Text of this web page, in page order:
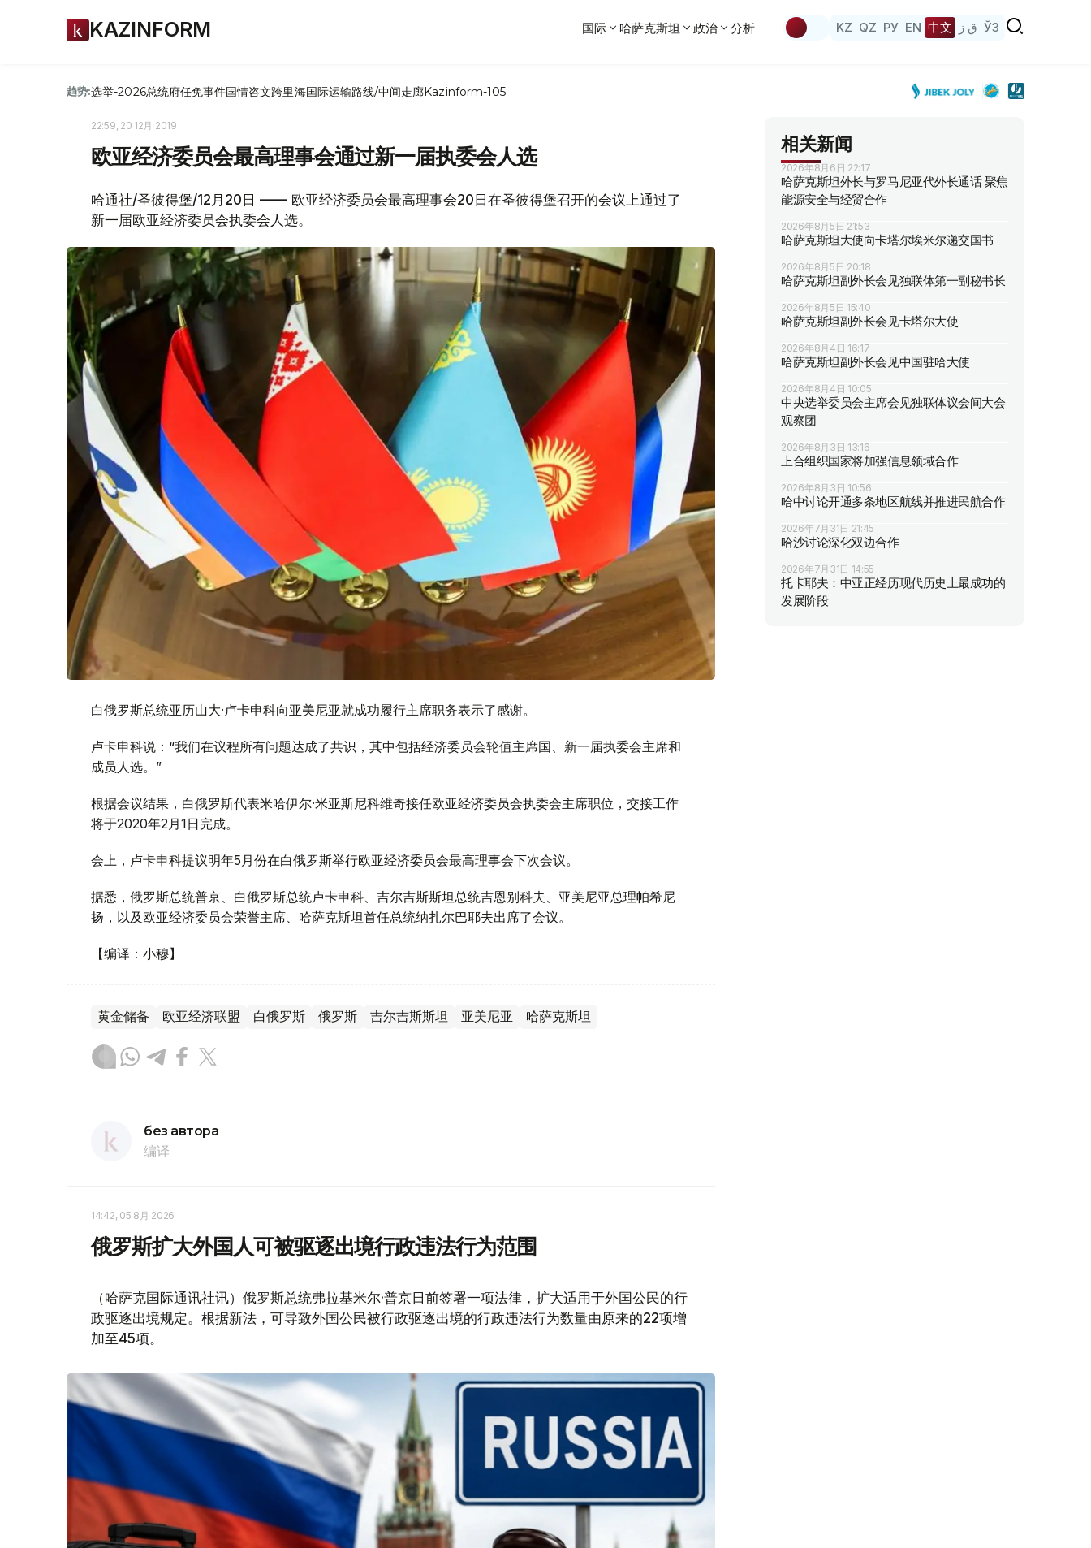
KAZINFORM 国际 哈萨克斯坦 政治 分析 KZ QZ РУ EN 中文 ق ز ЎЗ
趋势:选举-2026总统府任免事件国情咨文跨里海国际运输路线/中间走廊Kazinform-105
22:59, 20 12月 2019
欧亚经济委员会最高理事会通过新一届执委会人选
哈通社/圣彼得堡/12月20日 —— 欧亚经济委员会最高理事会20日在圣彼得堡召开的会议上通过了
新一届欧亚经济委员会执委会人选。
白俄罗斯总统亚历山大·卢卡申科向亚美尼亚就成功履行主席职务表示了感谢。
卢卡申科说：“我们在议程所有问题达成了共识，其中包括经济委员会轮值主席国、新一届执委会主席和
成员人选。”
根据会议结果，白俄罗斯代表米哈伊尔·米亚斯尼科维奇接任欧亚经济委员会执委会主席职位，交接工作
将于2020年2月1日完成。
会上，卢卡申科提议明年5月份在白俄罗斯举行欧亚经济委员会最高理事会下次会议。
据悉，俄罗斯总统普京、白俄罗斯总统卢卡申科、吉尔吉斯斯坦总统吉恩别科夫、亚美尼亚总理帕希尼
扬，以及欧亚经济委员会荣誉主席、哈萨克斯坦首任总统纳扎尔巴耶夫出席了会议。
【编译：小穆】
黄金储备 欧亚经济联盟 白俄罗斯 俄罗斯 吉尔吉斯斯坦 亚美尼亚 哈萨克斯坦
без автора
编译
14:42, 05 8月 2026
俄罗斯扩大外国人可被驱逐出境行政违法行为范围
（哈萨克国际通讯社讯）俄罗斯总统弗拉基米尔·普京日前签署一项法律，扩大适用于外国公民的行
政驱逐出境规定。根据新法，可导致外国公民被行政驱逐出境的行政违法行为数量由原来的22项增
加至45项。
相关新闻
2026年8月6日 22:17
哈萨克斯坦外长与罗马尼亚代外长通话 聚焦
能源安全与经贸合作
2026年8月5日 21:53
哈萨克斯坦大使向卡塔尔埃米尔递交国书
2026年8月5日 20:18
哈萨克斯坦副外长会见独联体第一副秘书长
2026年8月5日 15:40
哈萨克斯坦副外长会见卡塔尔大使
2026年8月4日 16:17
哈萨克斯坦副外长会见中国驻哈大使
2026年8月4日 10:05
中央选举委员会主席会见独联体议会间大会
观察团
2026年8月3日 13:16
上合组织国家将加强信息领域合作
2026年8月3日 10:56
哈中讨论开通多条地区航线并推进民航合作
2026年7月31日 21:45
哈沙讨论深化双边合作
2026年7月31日 14:55
托卡耶夫：中亚正经历现代历史上最成功的
发展阶段